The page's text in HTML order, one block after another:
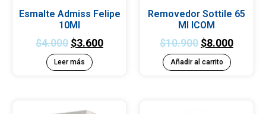
Esmalte Admiss Felipe
10Ml
$4.000 $3.600
Leer más
Removedor Sottile 65
Ml ICOM
$10.900 $8.000
Añadir al carrito